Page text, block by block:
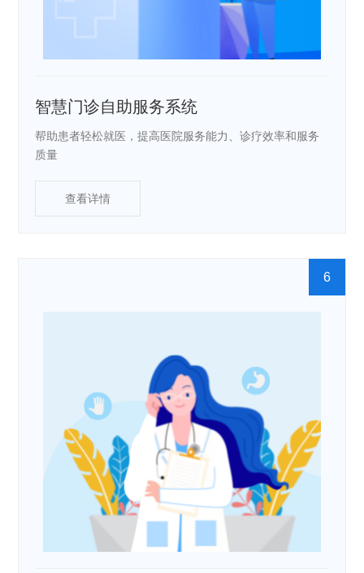
智慧门诊自助服务系统
帮助患者轻松就医，提高医院服务能力、诊疗效率和服务
质量
查看详情
6